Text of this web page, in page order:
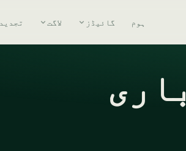
ہوم گائیڈز لاگت تجدید